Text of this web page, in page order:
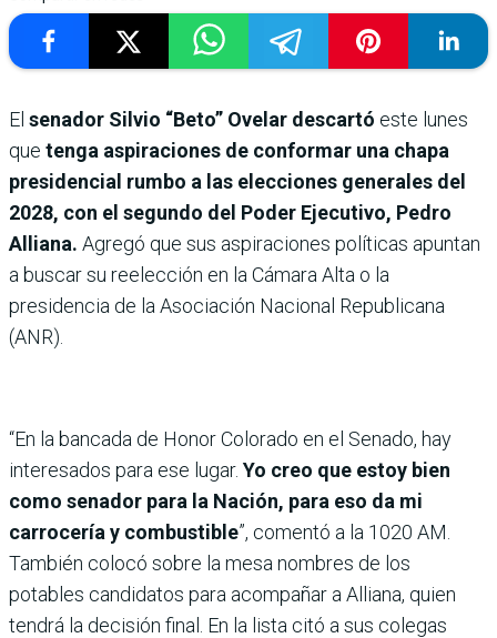
El senador Silvio “Beto” Ovelar descartó este lunes
que tenga aspiraciones de conformar una chapa
presidencial rumbo a las elecciones generales del
2028, con el segundo del Poder Ejecutivo, Pedro
Alliana. Agregó que sus aspiraciones políticas apuntan
a buscar su reelección en la Cámara Alta o la
presidencia de la Asociación Nacional Republicana
(ANR).
“En la bancada de Honor Colorado en el Senado, hay
interesados para ese lugar. Yo creo que estoy bien
como senador para la Nación, para eso da mi
carrocería y combustible”, comentó a la 1020 AM.
También colocó sobre la mesa nombres de los
potables candidatos para acompañar a Alliana, quien
tendrá la decisión final. En la lista citó a sus colegas